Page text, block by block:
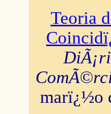
Teoria
marï¿½o